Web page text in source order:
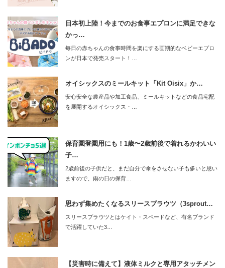
日本初上陸！今までのお食事エプロンに満足できな
かっ…
毎日の赤ちゃんの食事時間を楽にする画期的なベビーエプロ
ンが日本で発売スタート！…
オイシックスのミールキット「Kit Oisix」か…
安心安全な農産品や加工食品、ミールキットなどの食品宅配
を展開するオイシックス・…
保育園登園用にも！1歳〜2歳前後で着れるかわいい
子…
2歳前後の子供だと、まだ自分で傘をさせない子も多いと思い
ますので、雨の日の保育…
思わず集めたくなるスリースプラウツ（3sprout…
スリースプラウツとはケイト・スペードなど、有名ブランド
で活躍していた3…
【災害時に備えて】液体ミルクと専用アタッチメン